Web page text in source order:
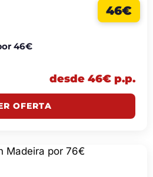
46€
46€
desde 46€ p.p.
OFERTA